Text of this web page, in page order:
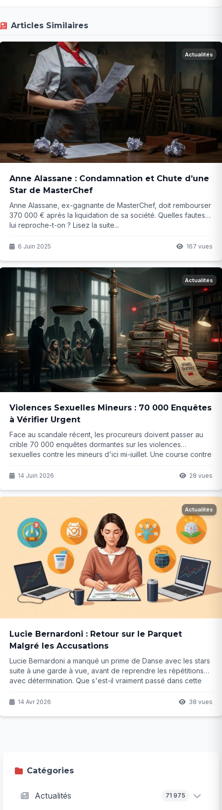
Articles Similaires
Actualités
Anne Alassane : Condamnation et Chute d’une
Star de MasterChef
Anne Alassane, ex-gagnante de MasterChef, doit rembourser
370 000 € après la liquidation de sa société. Quelles fautes
lui reproche-t-on ? Lisez la suite...
6 Juin 2025 167 vues
Actualités
Violences Sexuelles Mineurs : 70 000 Enquêtes
à Vérifier Urgent
Face au scandale récent, les procureurs doivent passer au
crible 70 000 enquêtes dormantes sur les violences
sexuelles contre les mineurs d'ici mi-juillet. Une course contre
méthodes utilisent-ils vraiment ?
14 Juin 2026 28 vues
Actualités
Lucie Bernardoni : Retour sur le Parquet
Malgré les Accusations
Lucie Bernardoni a manqué un prime de Danse avec les stars
suite à une garde à vue, avant de reprendre les répétitions
avec détermination. Que s'est-il vraiment passé dans cette
surprendre plus d'un téléspectateur.
14 Avr 2026 38 vues
Catégories
Actualités 71 975